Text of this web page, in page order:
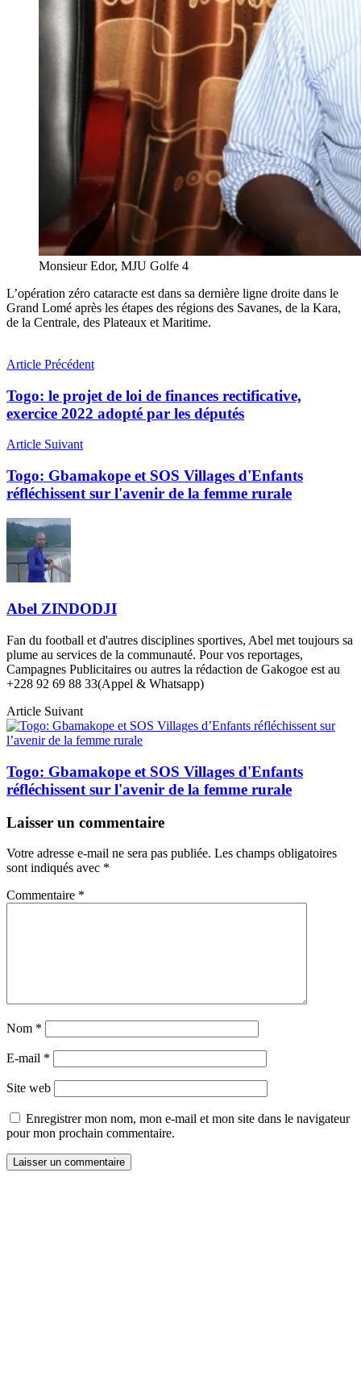
Monsieur Edor, MJU Golfe 4
L’opération zéro cataracte est dans sa dernière ligne droite dans le
Grand Lomé après les étapes des régions des Savanes, de la Kara,
de la Centrale, des Plateaux et Maritime.
Article Précédent
Togo: le projet de loi de finances rectificative,
exercice 2022 adopté par les députés
Article Suivant
Togo: Gbamakope et SOS Villages d'Enfants
réfléchissent sur l'avenir de la femme rurale
Abel ZINDODJI
Fan du football et d'autres disciplines sportives, Abel met toujours sa
plume au services de la communauté. Pour vos reportages,
Campagnes Publicitaires ou autres la rédaction de Gakogoe est au
+228 92 69 88 33(Appel & Whatsapp)
Article Suivant
Togo: Gbamakope et SOS Villages d'Enfants
réfléchissent sur l'avenir de la femme rurale
Laisser un commentaire
Votre adresse e-mail ne sera pas publiée. Les champs obligatoires
sont indiqués avec *
Commentaire *
Nom *
E-mail *
Site web
Enregistrer mon nom, mon e-mail et mon site dans le navigateur
pour mon prochain commentaire.